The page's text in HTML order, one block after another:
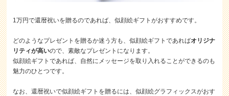
1万円で還暦祝いを贈るのであれば、似顔絵ギフトがおすすめです。
どのようなプレゼントを贈るか迷う方も、似顔絵ギフトであればオリジナ
リティが高いので、素敵なプレゼントになります。
似顔絵ギフトであれば、自然にメッセージを取り入れることができるのも
魅力のひとつです。
なお、還暦祝いで似顔絵ギフトを贈るには、似顔絵グラフィックスがおす